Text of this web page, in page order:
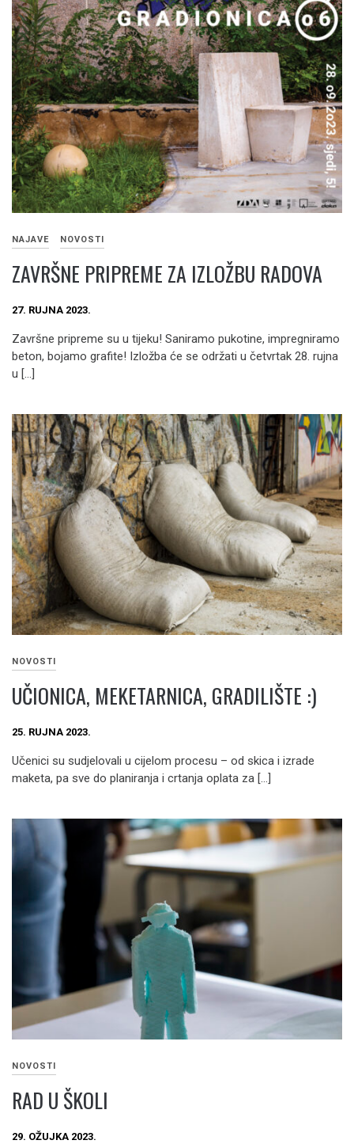
NAJAVE NOVOSTI
ZAVRŠNE PRIPREME ZA IZLOŽBU RADOVA
27. RUJNA 2023.
Završne pripreme su u tijeku! Saniramo pukotine, impregniramo
beton, bojamo grafite! Izložba će se održati u četvrtak 28. rujna
u […]
NOVOSTI
UČIONICA, MEKETARNICA, GRADILIŠTE :)
25. RUJNA 2023.
Učenici su sudjelovali u cijelom procesu – od skica i izrade
maketa, pa sve do planiranja i crtanja oplata za […]
NOVOSTI
RAD U ŠKOLI
29. OŽUJKA 2023.